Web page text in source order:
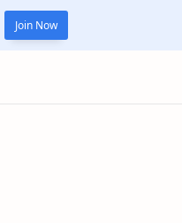
Join Now